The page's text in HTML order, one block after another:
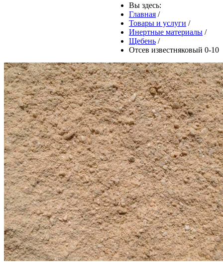
Вы здесь:
Главная /
Товары и услуги /
Инертные материалы /
Щебень /
Отсев известняковый 0-10